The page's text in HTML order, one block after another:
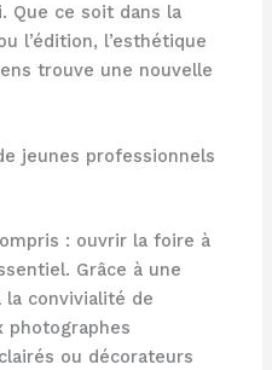
Que ce soit dans la
l’édition, l’esthétique
trouve une nouvelle
jeunes professionnels
: ouvrir la foire à
Grâce à une
convivialité de
photographes
ou décorateurs